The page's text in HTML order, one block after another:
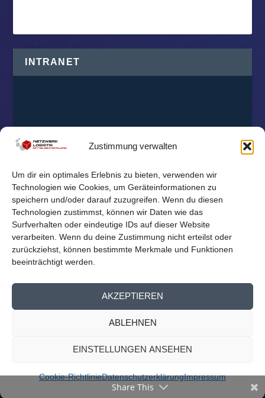
Zustimmung verwalten
Um dir ein optimales Erlebnis zu bieten, verwenden wir
Technologien wie Cookies, um Geräteinformationen zu
speichern und/oder darauf zuzugreifen. Wenn du diesen
Technologien zustimmst, können wir Daten wie das
Surfverhalten oder eindeutige IDs auf dieser Website
verarbeiten. Wenn du deine Zustimmung nicht erteilst oder
zurückziehst, können bestimmte Merkmale und Funktionen
beeinträchtigt werden.
AKZEPTIEREN
ABLEHNEN
EINSTELLUNGEN ANSEHEN
Cookie-RichtlinieDatenschutzerklärungImpressum
INTRANET
© 2026 Reichelt Kommunikationsberatung
Mitglieder Übersicht Kontakt Impressum
Cookie-Richtlinie (EU)
Share This